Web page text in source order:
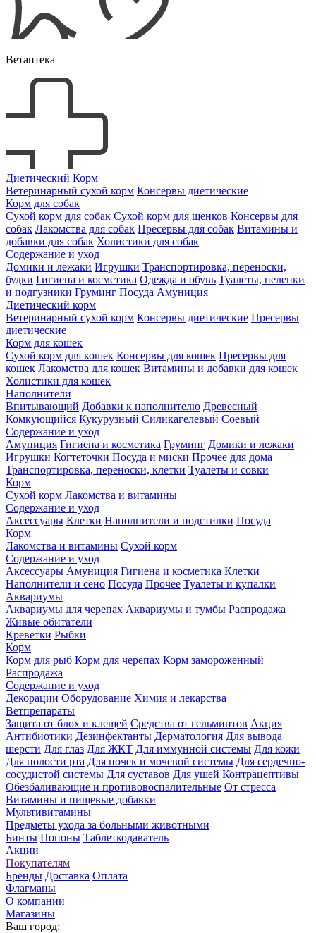
Ветаптека
Диетический Корм
Ветеринарный сухой корм Консервы диетические
Корм для собак
Сухой корм для собак Сухой корм для щенков Консервы для
собак Лакомства для собак Пресервы для собак Витамины и
добавки для собак Холистики для собак
Содержание и уход
Домики и лежаки Игрушки Транспортировка, переноски,
будки Гигиена и косметика Одежда и обувь Туалеты, пеленки
и подгузники Груминг Посуда Амуниция
Диетический корм
Ветеринарный сухой корм Консервы диетические Пресервы
диетические
Корм для кошек
Сухой корм для кошек Консервы для кошек Пресервы для
кошек Лакомства для кошек Витамины и добавки для кошек
Холистики для кошек
Наполнители
Впитывающий Добавки к наполнителю Древесный
Комкующийся Кукурузный Силикагелевый Соевый
Содержание и уход
Амуниция Гигиена и косметика Груминг Домики и лежаки
Игрушки Когтеточки Посуда и миски Прочее для дома
Транспортировка, переноски, клетки Туалеты и совки
Корм
Сухой корм Лакомства и витамины
Содержание и уход
Аксессуары Клетки Наполнители и подстилки Посуда
Корм
Лакомства и витамины Сухой корм
Содержание и уход
Аксессуары Амуниция Гигиена и косметика Клетки
Наполнители и сено Посуда Прочее Туалеты и купалки
Аквариумы
Аквариумы для черепах Аквариумы и тумбы Распродажа
Живые обитатели
Креветки Рыбки
Корм
Корм для рыб Корм для черепах Корм замороженный
Распродажа
Содержание и уход
Декорации Оборудование Химия и лекарства
Ветпрепараты
Защита от блох и клещей Средства от гельминтов Акция
Антибиотики Дезинфектанты Дерматология Для вывода
шерсти Для глаз Для ЖКТ Для иммунной системы Для кожи
Для полости рта Для почек и мочевой системы Для сердечно-
сосудистой системы Для суставов Для ушей Контрацептивы
Обезбаливающие и противовоспалительные От стресса
Витамины и пищевые добавки
Мультивитамины
Предметы ухода за больными животными
Бинты Попоны Таблеткодаватель
Акции
Покупателям
Бренды Доставка Оплата
Флагманы
О компании
Магазины
Ваш город: